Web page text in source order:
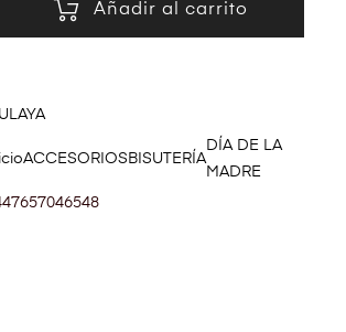
Añadir al carrito
ACCESORIOS BISUTERÍA
DÍA DE LA
MADRE